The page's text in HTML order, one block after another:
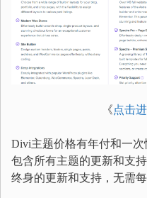
《点击
Divi主题价格有年付和一次
包含所有主题的更新和支
终身的更新和支持，无需每